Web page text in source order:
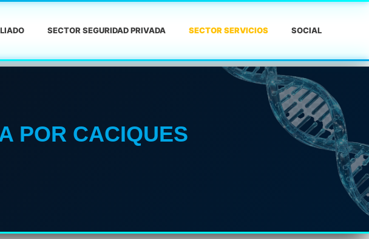
SECTOR SEGURIDAD PRIVADA SECTOR SERVICIOS SOCIAL
POR CACIQUES